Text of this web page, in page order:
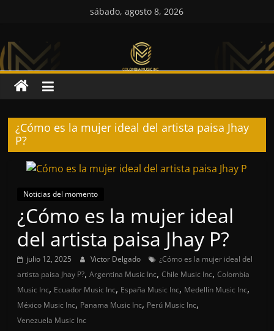
sábado, agosto 8, 2026
Colombia
Music
Inc
Colombia
Music
¿Cómo es la mujer ideal del artista paisa Jhay
P?
Noticias del momento
¿Cómo es la mujer ideal
del artista paisa Jhay P?
julio 12, 2025 Victor Delgado
¿Cómo es la mujer ideal del
artista paisa Jhay P?,Argentina Music Inc,Chile Music Inc,Colombia
Music Inc, Ecuador Music Inc, España Music Inc, Medellín Music Inc,
México Music Inc, Panama Music Inc, Perú Music Inc,
Venezuela Music Inc